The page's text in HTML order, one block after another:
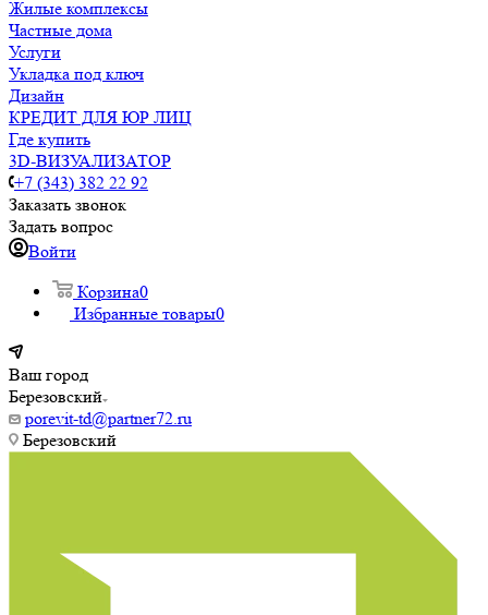
Жилые комплексы
Частные дома
Услуги
Укладка под ключ
Дизайн
КРЕДИТ ДЛЯ ЮР ЛИЦ
Где купить
3D-ВИЗУАЛИЗАТОР
+7 (343) 382 22 92
Заказать звонок
Задать вопрос
Войти
Корзина0
Избранные товары0
Ваш город
Березовский
porevit-td@partner72.ru
Березовский